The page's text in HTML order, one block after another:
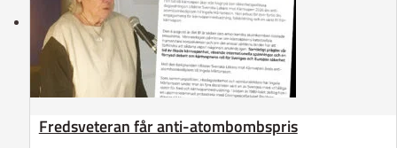
Fredsveteran får anti-atombombspris